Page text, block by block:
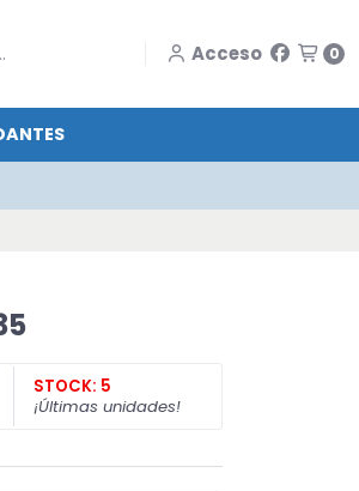
Acceso 0
STOCK: 5
¡Últimas unidades!